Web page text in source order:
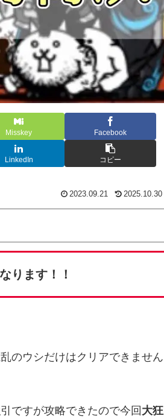
Misskey Facebook
LinkedIn コピー
2023.09.21 2025.10.30
ります！！
のウシだけはクリアできません
ですが攻略できたので今回 大狂